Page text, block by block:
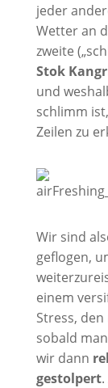
jeder
Wetter an
zweite
Stok
und
schlimm
Zeilen zu
Wir sind
geflogen,
einem
Stress,
sobald
wir dann
gestolpert